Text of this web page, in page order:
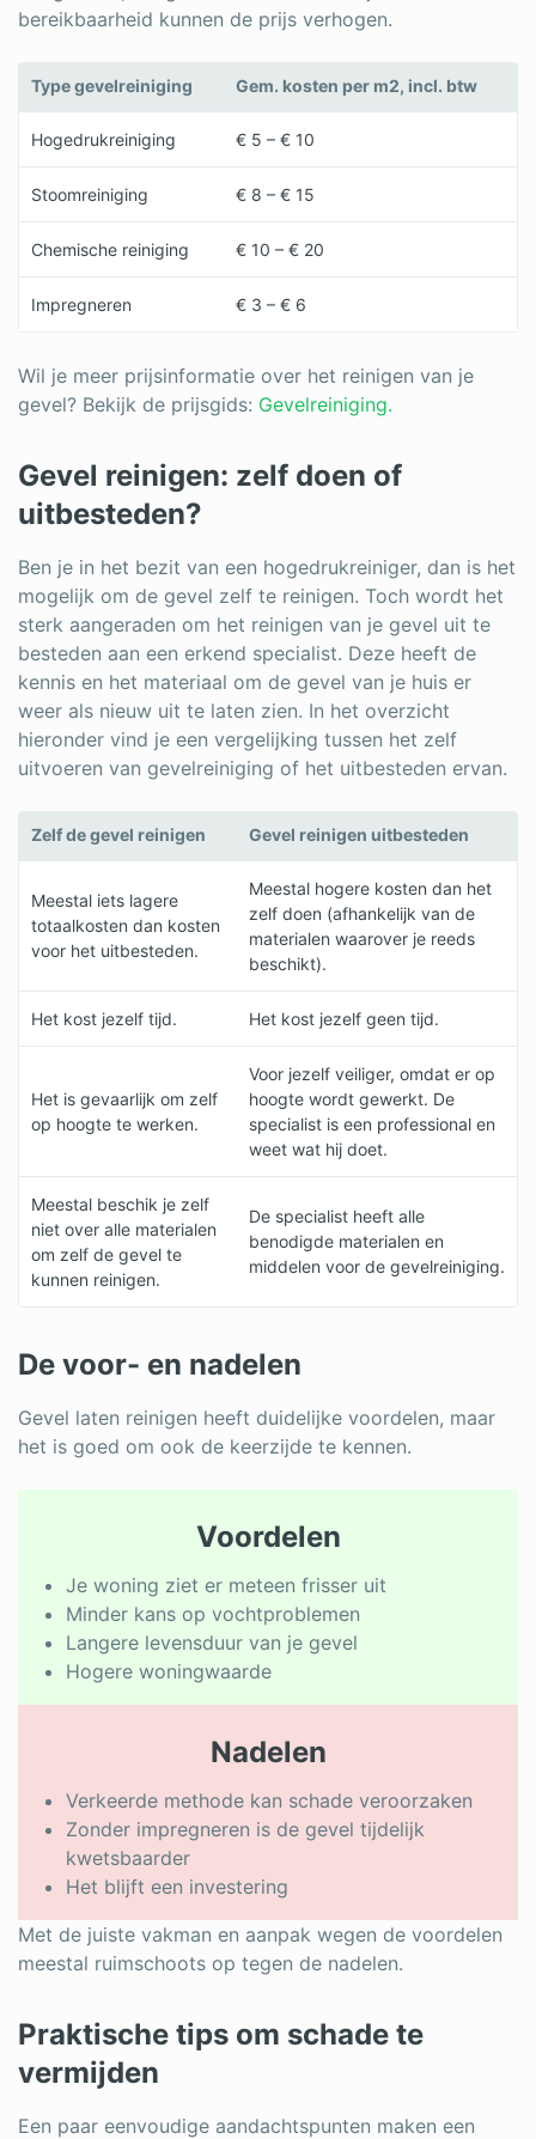
bereikbaarheid kunnen de prijs verhogen.
Type gevelreiniging Gem. kosten per m2, incl. btw
Hogedrukreiniging € 5 – € 10
Stoomreiniging € 8 – € 15
Chemische reiniging € 10 – € 20
Impregneren € 3 – € 6
Wil je meer prijsinformatie over het reinigen van je
gevel? Bekijk de prijsgids: Gevelreiniging.
Gevel reinigen: zelf doen of
uitbesteden?
Ben je in het bezit van een hogedrukreiniger, dan is het
mogelijk om de gevel zelf te reinigen. Toch wordt het
sterk aangeraden om het reinigen van je gevel uit te
besteden aan een erkend specialist. Deze heeft de
kennis en het materiaal om de gevel van je huis er
weer als nieuw uit te laten zien. In het overzicht
hieronder vind je een vergelijking tussen het zelf
uitvoeren van gevelreiniging of het uitbesteden ervan.
Zelf de gevel reinigen Gevel reinigen uitbesteden
Meestal iets lagere
totaalkosten dan kosten
voor het uitbesteden.
Meestal hogere kosten dan het
zelf doen (afhankelijk van de
materialen waarover je reeds
beschikt).
Het kost jezelf tijd. Het kost jezelf geen tijd.
Het is gevaarlijk om zelf
op hoogte te werken.
Voor jezelf veiliger, omdat er op
hoogte wordt gewerkt. De
specialist is een professional en
weet wat hij doet.
Meestal beschik je zelf
niet over alle materialen
om zelf de gevel te
kunnen reinigen.
De specialist heeft alle
benodigde materialen en
middelen voor de gevelreiniging.
De voor- en nadelen
Gevel laten reinigen heeft duidelijke voordelen, maar
het is goed om ook de keerzijde te kennen.
Voordelen
Je woning ziet er meteen frisser uit
Minder kans op vochtproblemen
Langere levensduur van je gevel
Hogere woningwaarde
Nadelen
Verkeerde methode kan schade veroorzaken
Zonder impregneren is de gevel tijdelijk
kwetsbaarder
Het blijft een investering
Met de juiste vakman en aanpak wegen de voordelen
meestal ruimschoots op tegen de nadelen.
Praktische tips om schade te
vermijden
Een paar eenvoudige aandachtspunten maken een